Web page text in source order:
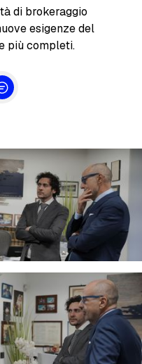
di brokeraggio
esigenze del
più completi.